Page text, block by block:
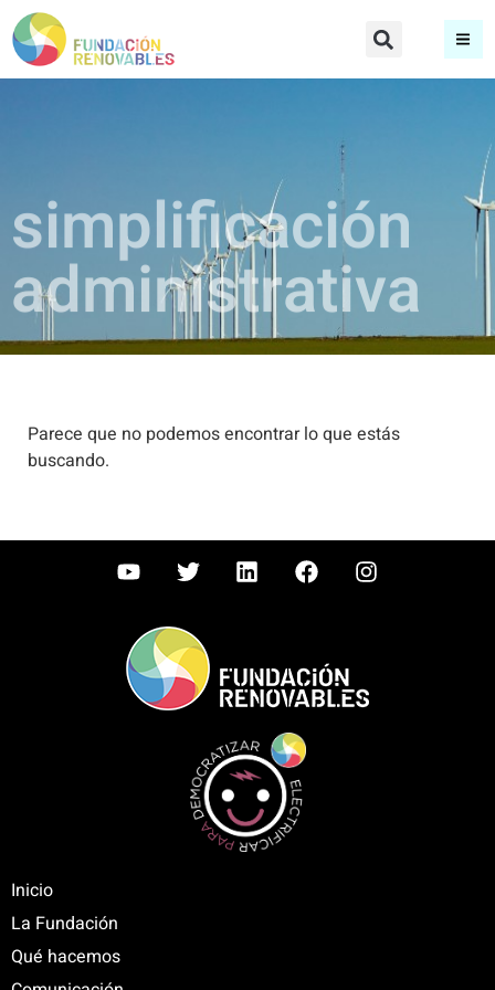
simplificación
administrativa
Parece que no podemos encontrar lo que estás
buscando.
Inicio
La Fundación
Qué hacemos